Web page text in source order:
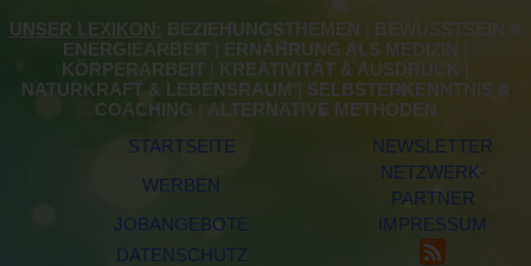
UNSER LEXIKON: BEZIEHUNGSTHEMEN
BEWUSSTSEIN &
ENERGIEARBEIT
ERNÄHRUNG ALS MEDIZIN
KÖRPERARBEIT
KREATIVITÄT & AUSDRUCK
NATURKRAFT & LEBENSRAUM
SELBSTERKENNTNIS &
COACHING
ALTERNATIVE METHODEN
STARTSEITE
NEWSLETTER
WERBEN
NETZWERK-
PARTNER
JOBANGEBOTE
IMPRESSUM
DATENSCHUTZ